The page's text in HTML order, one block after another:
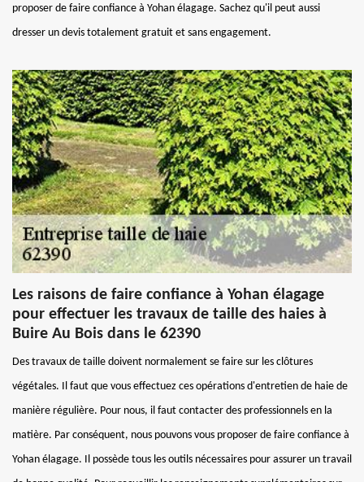
proposer de faire confiance à Yohan élagage. Sachez qu'il peut aussi
dresser un devis totalement gratuit et sans engagement.
Les raisons de faire confiance à Yohan élagage
pour effectuer les travaux de taille des haies à
Buire Au Bois dans le 62390
Des travaux de taille doivent normalement se faire sur les clôtures
végétales. Il faut que vous effectuez ces opérations d'entretien de haie de
manière régulière. Pour nous, il faut contacter des professionnels en la
matière. Par conséquent, nous pouvons vous proposer de faire confiance à
Yohan élagage. Il possède tous les outils nécessaires pour assurer un travail